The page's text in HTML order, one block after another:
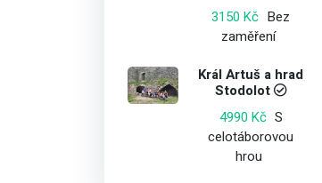
3150 Kč Bez
zaměření
Král Artuš a hrad
Stodolot
4990 Kč S
celotáborovou
hrou